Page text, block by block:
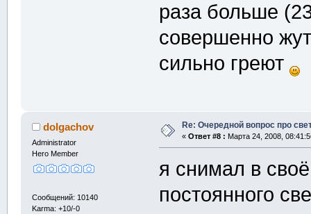
раза больше
совершенно
сильно греют
dolgachov
Administrator
Hero Member
Сообщений: 10140
Karma: +10/-0
Re: Очередной вопрос про
« Ответ #8 : Марта 24, 2008,
я снимал в
постоянного